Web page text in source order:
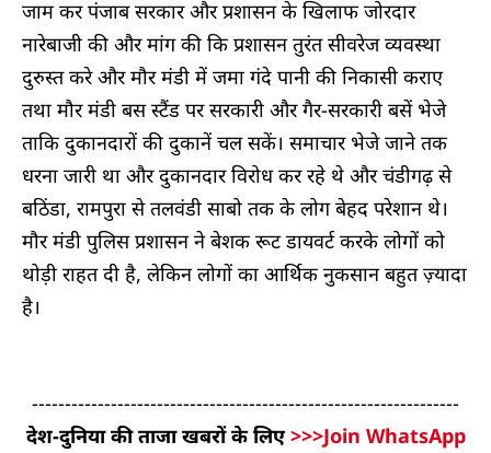
जाम कर पंजाब सरकार और प्रशासन के खिलाफ जोरदार
नारेबाजी की और मांग की कि प्रशासन तुरंत सीवरेज व्यवस्था
दुरुस्त करे और मौर मंडी में जमा गंदे पानी की निकासी कराए
तथा मौर मंडी बस स्टैंड पर सरकारी और गैर-सरकारी बसें भेजे
ताकि दुकानदारों की दुकानें चल सकें। समाचार भेजे जाने तक
धरना जारी था और दुकानदार विरोध कर रहे थे और चंडीगढ़ से
बठिंडा, रामपुरा से तलवंडी साबो तक के लोग बेहद परेशान थे।
मौर मंडी पुलिस प्रशासन ने बेशक रूट डायवर्ट करके लोगों को
थोड़ी राहत दी है, लेकिन लोगों का आर्थिक नुकसान बहुत ज़्यादा
है।
-----------------------------------------------------------------
देश-दुनिया की ताजा खबरों के लिए>>>Join WhatsApp